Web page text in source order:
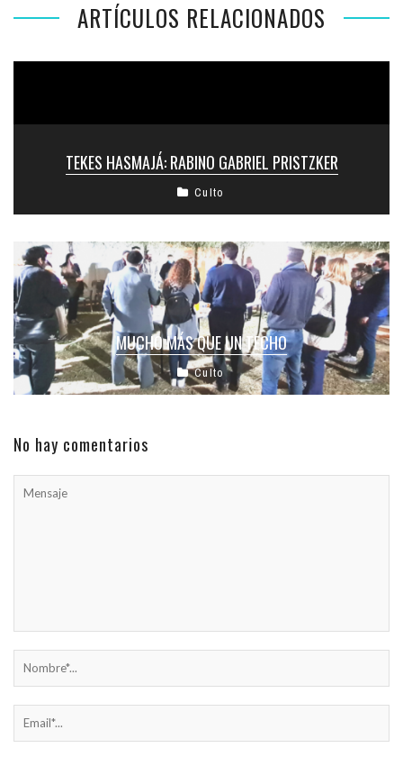
ARTÍCULOS RELACIONADOS
TEKES HASMAJÁ: RABINO GABRIEL PRISTZKER
Culto
MUCHO MÁS QUE UN TECHO
Culto
No hay comentarios